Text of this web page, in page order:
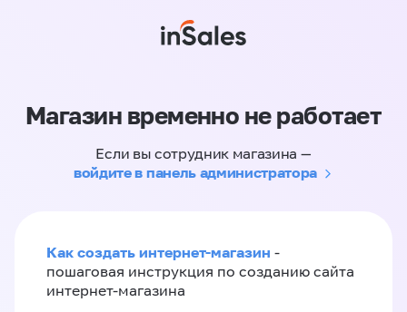
Магазин временно не работает
Если вы сотрудник магазина —
войдите в панель администратора
Как создать интернет-магазин -
пошаговая инструкция по созданию сайта
интернет-магазина